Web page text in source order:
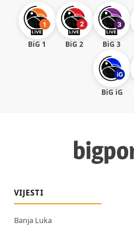
BiG 1 BiG 2 BiG 3
BiG iG
VIJESTI
Banja Luka